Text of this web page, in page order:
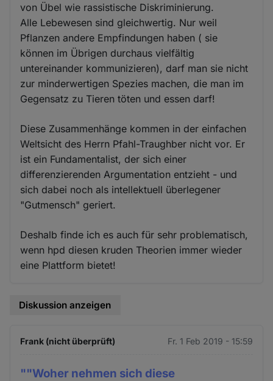
von Übel wie rassistische Diskriminierung.
Alle Lebewesen sind gleichwertig. Nur weil
Pflanzen andere Empfindungen haben ( sie
können im Übrigen durchaus vielfältig
untereinander kommunizieren), darf man sie nicht
zur minderwertigen Spezies machen, die man im
Gegensatz zu Tieren töten und essen darf!
Diese Zusammenhänge kommen in der einfachen
Weltsicht des Herrn Pfahl-Traughber nicht vor. Er
ist ein Fundamentalist, der sich einer
differenzierenden Argumentation entzieht - und
sich dabei noch als intellektuell überlegener
"Gutmensch" geriert.
Deshalb finde ich es auch für sehr problematisch,
wenn hpd diesen kruden Theorien immer wieder
eine Plattform bietet!
Diskussion anzeigen
Frank (nicht überprüft) Fr. 1 Feb 2019 - 15:59
""Woher nehmen sich diese